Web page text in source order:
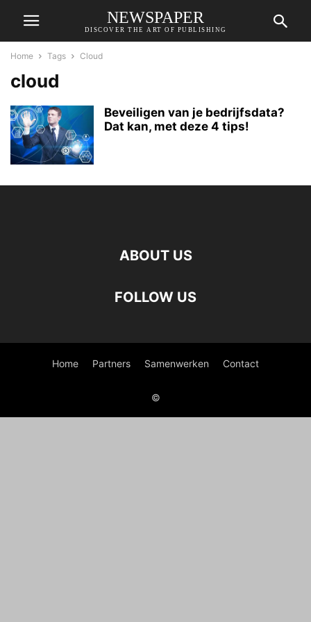
NEWSPAPER
DISCOVER THE ART OF PUBLISHING
Home Tags Cloud
cloud
Beveiligen van je bedrijfsdata?
Dat kan, met deze 4 tips!
ABOUT US
FOLLOW US
Home Partners Samenwerken Contact
©